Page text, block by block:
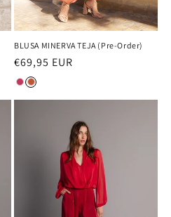
BLUSA MINERVA TEJA (Pre-Order)
Precio
habitual
€69,95 EUR